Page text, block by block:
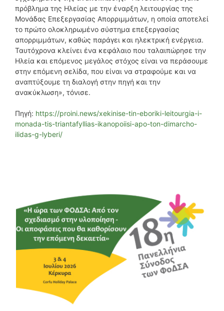
πρόβλημα της Ηλείας με την έναρξη λειτουργίας της
Μονάδας Επεξεργασίας Απορριμμάτων, η οποία αποτελεί
το πρώτο ολοκληρωμένο σύστημα επεξεργασίας
απορριμμάτων, καθώς παράγει και ηλεκτρική ενέργεια.
Ταυτόχρονα κλείνει ένα κεφάλαιο που ταλαιπώρησε την
Ηλεία και επόμενος μεγάλος στόχος είναι να περάσουμε
στην επόμενη σελίδα, που είναι να στραφούμε και να
αναπτύξουμε τη διαλογή στην πηγή και την
ανακύκλωση», τόνισε.
Πηγή: https://proini.news/xekinise-tin-eboriki-leitourgia-i-
monada-tis-triantafyllias-ikanopoiisi-apo-ton-dimarcho-
ilidas-g-lyberi/